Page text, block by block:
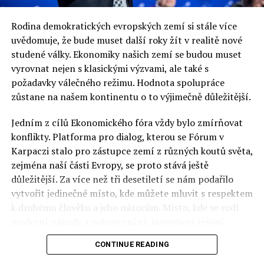
Rodina demokratických evropských zemí si stále více
uvědomuje, že bude muset další roky žít v realitě nové
studené války. Ekonomiky našich zemí se budou muset
vyrovnat nejen s klasickými výzvami, ale také s
požadavky válečného režimu. Hodnota spolupráce
zůstane na našem kontinentu o to výjimečně důležitější.
Jedním z cílů Ekonomického fóra vždy bylo zmírňovat
konflikty. Platforma pro dialog, kterou se Fórum v
Karpaczi stalo pro zástupce zemí z různých koutů světa,
zejména naší části Evropy, se proto stává ještě
důležitější. Za více než tři desetiletí se nám podařilo
vytvořit jedinečné místo, kde můžete mluvit s respektem
k druhému člověku a jeho názorům. Místo, kde se rodí
Polsko musí mít instituce, jejichž horizont činnosti je
CONTINUE READING